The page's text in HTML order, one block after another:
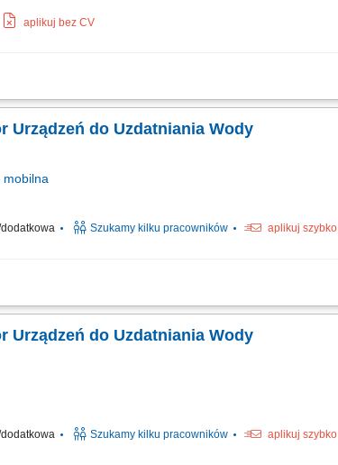
aplikuj bez CV
Urządzeń do Uzdatniania Wody
mobilna
Szukamy kilku pracowników aplikuj szybko
serwisowa klientów, wykonywanie napraw gwarancyjnych.
Urządzeń do Uzdatniania Wody
Szukamy kilku pracowników aplikuj szybko